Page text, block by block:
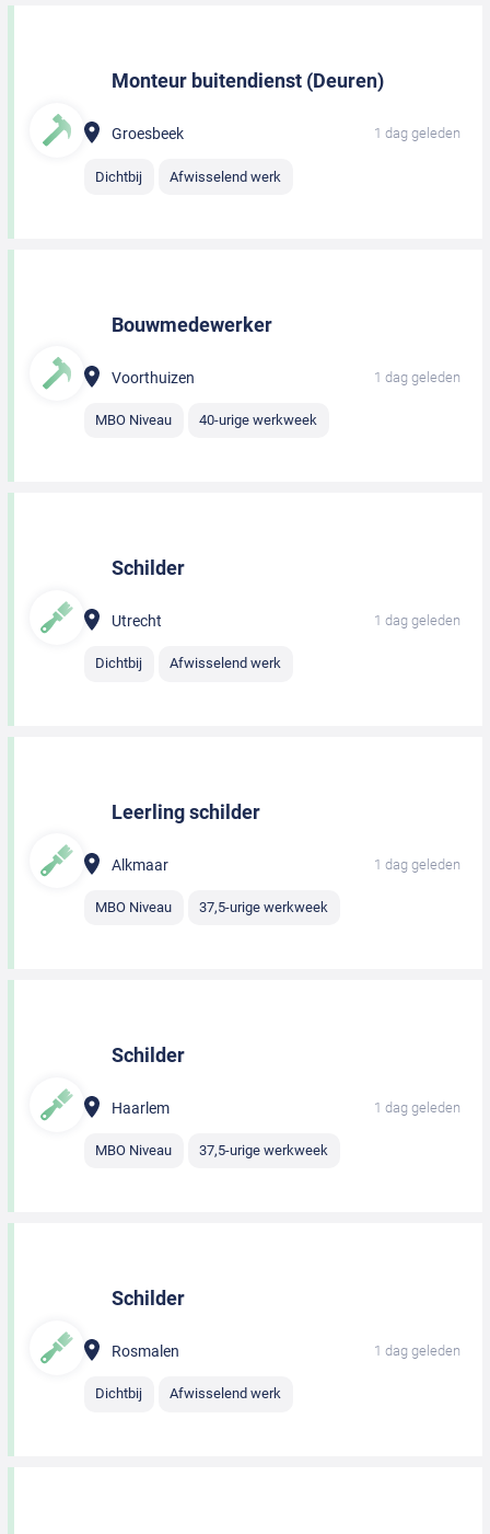
Monteur buitendienst (Deuren)
Groesbeek 1 dag geleden
Dichtbij Afwisselend werk
Bouwmedewerker
Voorthuizen 1 dag geleden
MBO Niveau 40-urige werkweek
Schilder
Utrecht 1 dag geleden
Dichtbij Afwisselend werk
Leerling schilder
Alkmaar 1 dag geleden
MBO Niveau 37,5-urige werkweek
Schilder
Haarlem 1 dag geleden
MBO Niveau 37,5-urige werkweek
Schilder
Rosmalen 1 dag geleden
Dichtbij Afwisselend werk